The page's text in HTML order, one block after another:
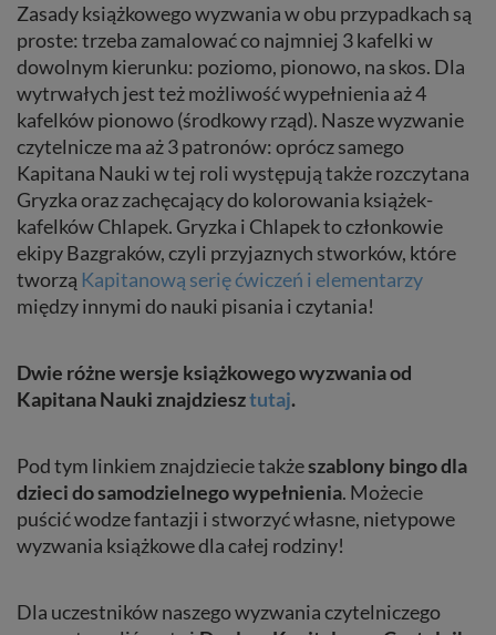
Zasady książkowego wyzwania w obu przypadkach są
proste: trzeba zamalować co najmniej 3 kafelki w
dowolnym kierunku: poziomo, pionowo, na skos. Dla
wytrwałych jest też możliwość wypełnienia aż 4
kafelków pionowo (środkowy rząd). Nasze wyzwanie
czytelnicze ma aż 3 patronów: oprócz samego
Kapitana Nauki w tej roli występują także rozczytana
Gryzka oraz zachęcający do kolorowania książek-
kafelków Chlapek. Gryzka i Chlapek to członkowie
ekipy Bazgraków, czyli przyjaznych stworków, które
tworzą Kapitanową serię ćwiczeń i elementarzy
między innymi do nauki pisania i czytania!
Dwie różne wersje książkowego wyzwania od
Kapitana Nauki znajdziesztutaj.
Pod tym linkiem znajdziecie takżeszablony bingo dla
dzieci do samodzielnego wypełnienia. Możecie
puścić wodze fantazji i stworzyć własne, nietypowe
wyzwania książkowe dla całej rodziny!
Dla uczestników naszego wyzwania czytelniczego